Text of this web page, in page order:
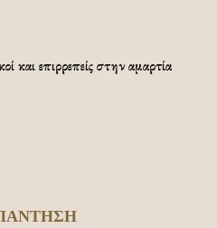
και επιρρεπείς στην αμαρτία